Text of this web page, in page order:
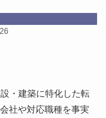
・建築に特化した転
社や対応職種を事実